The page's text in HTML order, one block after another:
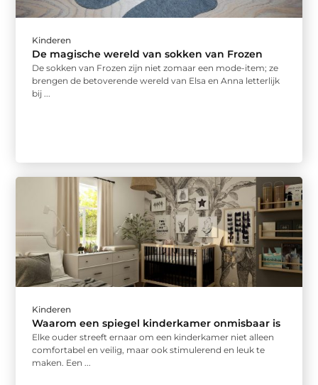
Kinderen
De magische wereld van sokken van Frozen
De sokken van Frozen zijn niet zomaar een mode-item; ze
brengen de betoverende wereld van Elsa en Anna letterlijk
bij ...
Kinderen
Waarom een spiegel kinderkamer onmisbaar is
Elke ouder streeft ernaar om een kinderkamer niet alleen
comfortabel en veilig, maar ook stimulerend en leuk te
maken. Een ...